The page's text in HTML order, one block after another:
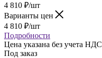
4 810 ₽/шт
Варианты цен
4 810 ₽/шт
Подробности
Цена указана без учета НДС
Под заказ